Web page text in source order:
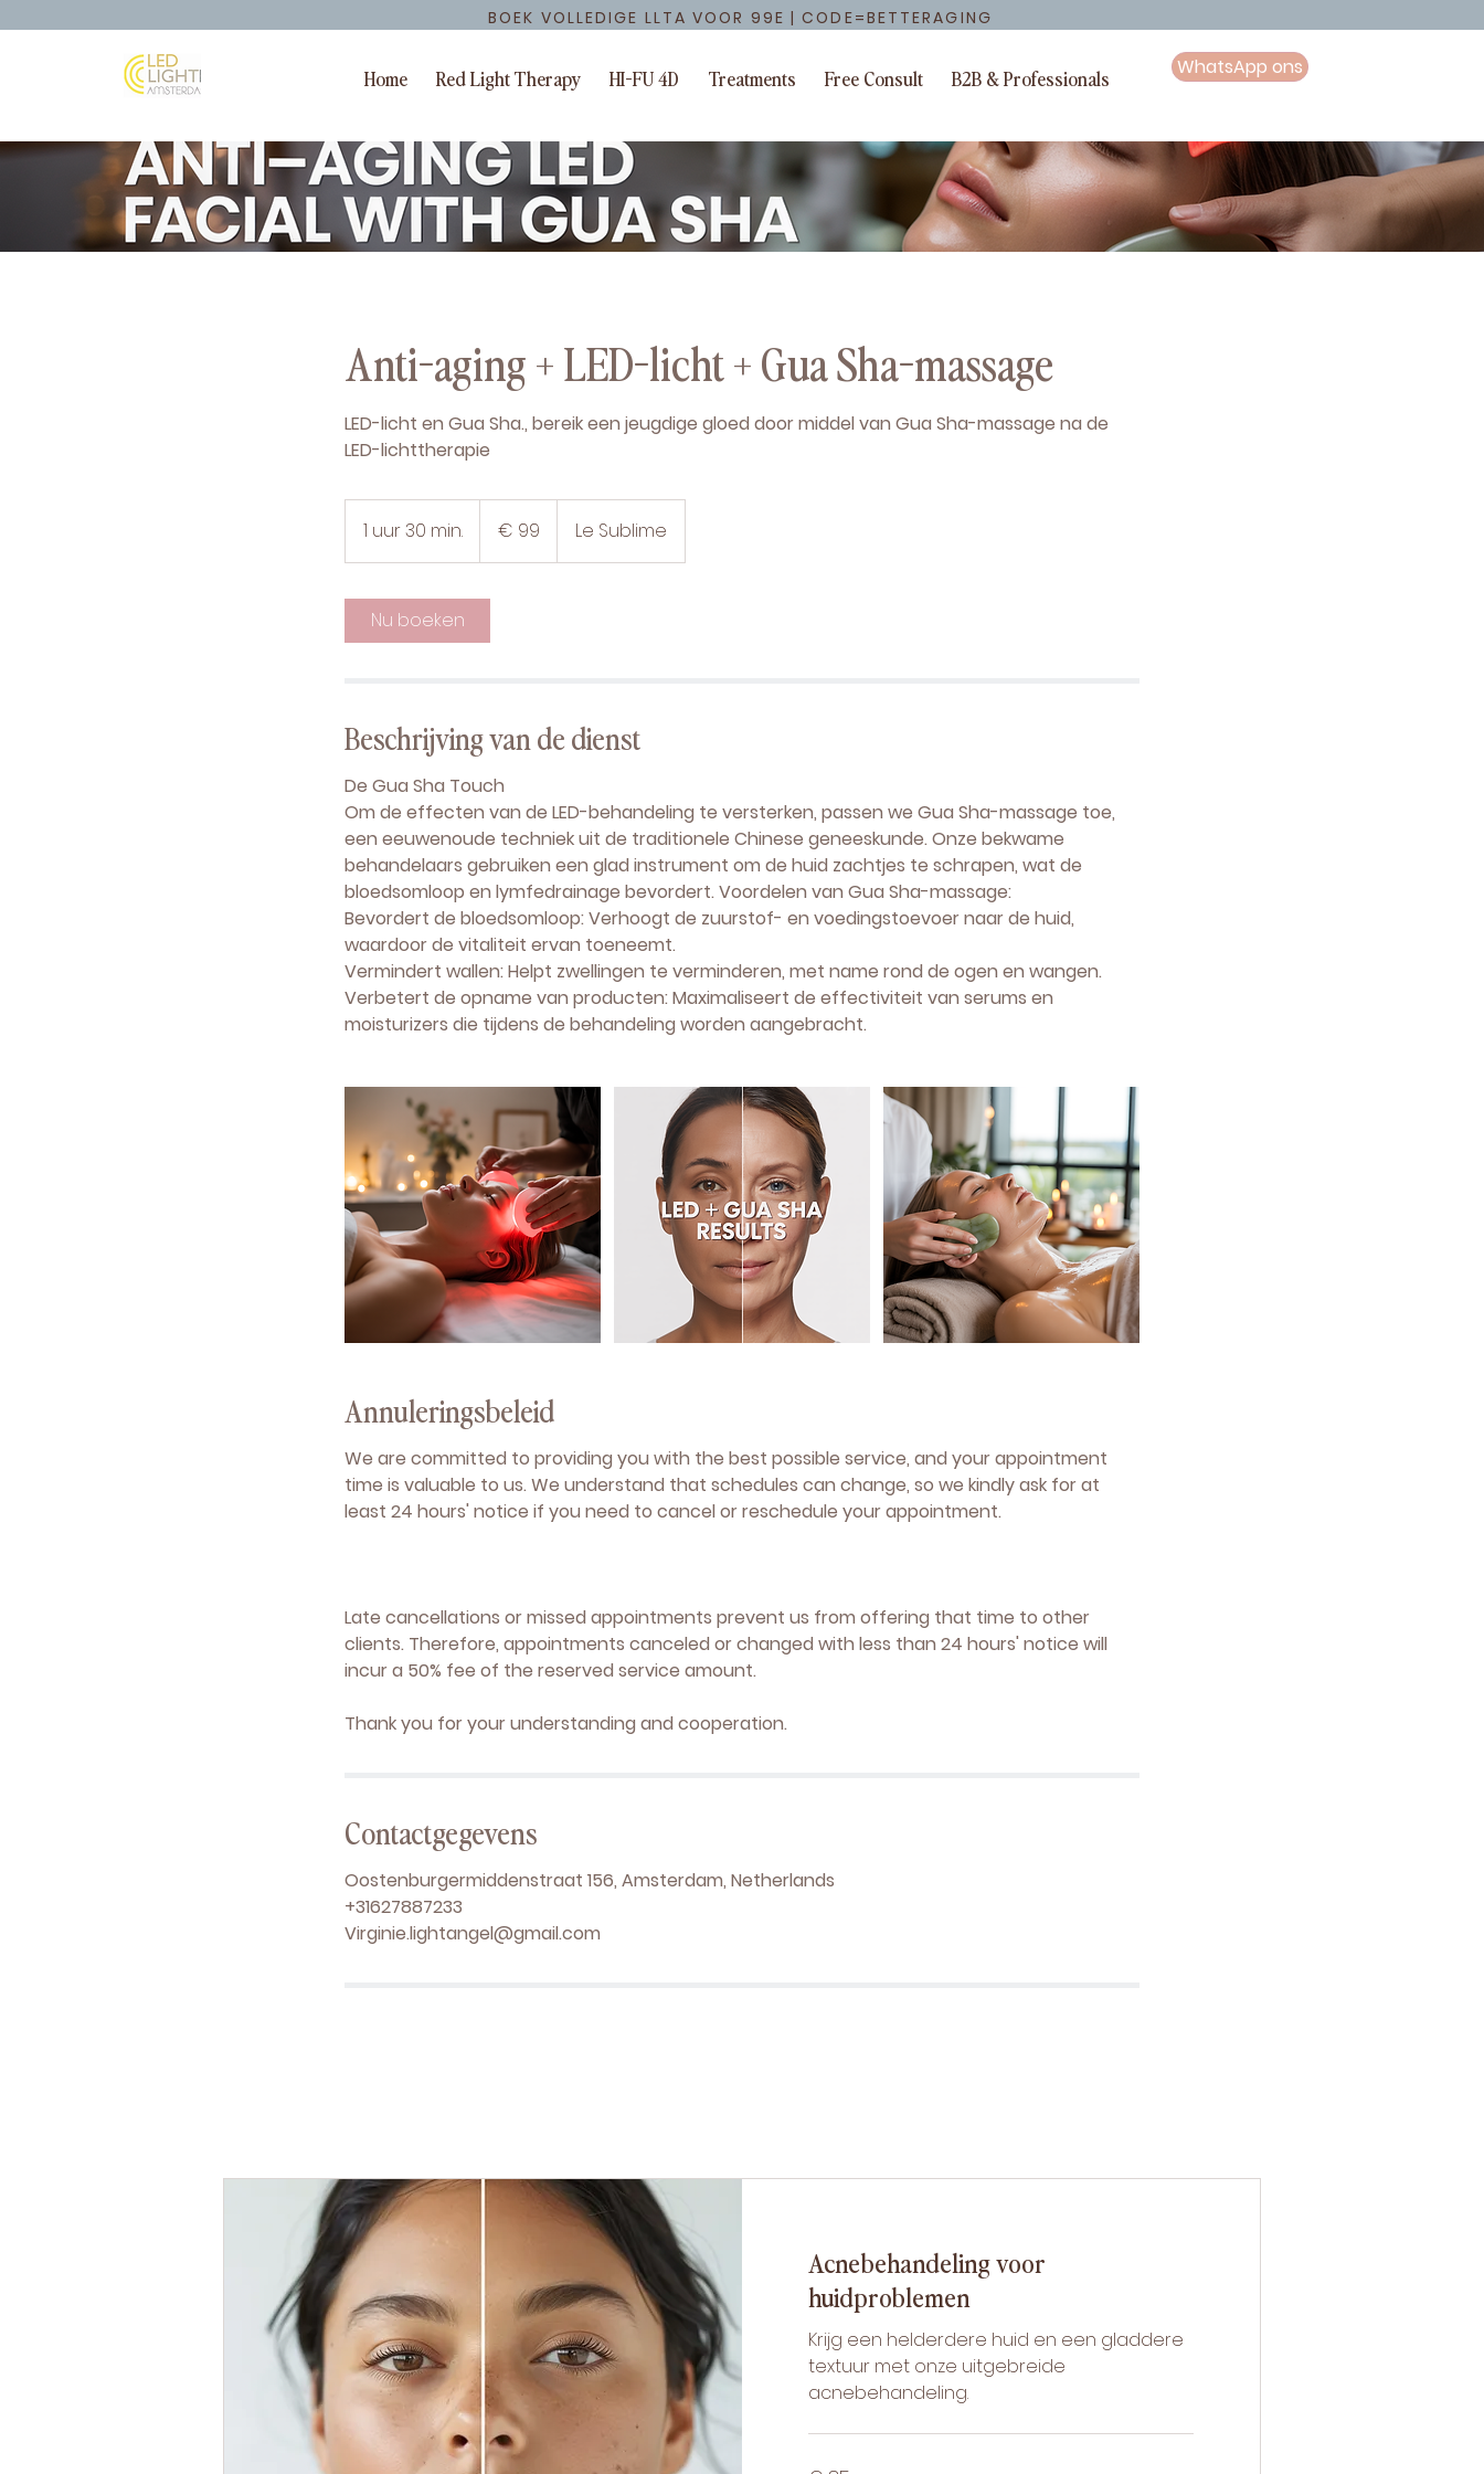
BOEK VOLLEDIGE LLTA VOOR 99E | CODE=BETTERAGING
WhatsApp ons
Home Red Light Therapy HI-FU 4D Treatments Free Consult B2B & Professionals
Anti-aging + LED-licht + Gua Sha-massage
LED-licht en Gua Sha., bereik een jeugdige gloed door middel van Gua Sha-massage na de
LED-lichttherapie
1 uur 30 min.
u
0
.
€ 99 Le Sublime
Nu boeken
Beschrijving van de dienst
De Gua Sha Touch
Om de effecten van de LED-behandeling te versterken, passen we Gua Sha-massage toe,
een eeuwenoude techniek uit de traditionele Chinese geneeskunde. Onze bekwame
behandelaars gebruiken een glad instrument om de huid zachtjes te schrapen, wat de
bloedsomloop en lymfedrainage bevordert. Voordelen van Gua Sha-massage:
Bevordert de bloedsomloop: Verhoogt de zuurstof- en voedingstoevoer naar de huid,
waardoor de vitaliteit ervan toeneemt.
Vermindert wallen: Helpt zwellingen te verminderen, met name rond de ogen en wangen.
Verbetert de opname van producten: Maximaliseert de effectiviteit van serums en
moisturizers die tijdens de behandeling worden aangebracht.
Annuleringsbeleid
We are committed to providing you with the best possible service, and your appointment
time is valuable to us. We understand that schedules can change, so we kindly ask for at
least 24 hours' notice if you need to cancel or reschedule your appointment.
Late cancellations or missed appointments prevent us from offering that time to other
clients. Therefore, appointments canceled or changed with less than 24 hours' notice will
incur a 50% fee of the reserved service amount.
Thank you for your understanding and cooperation.
Contactgegevens
Oostenburgermiddenstraat 156, Amsterdam, Netherlands
+31627887233
Virginie.lightangel@gmail.com
Acnebehandeling voor
huidproblemen
Krijg een helderdere huid en een gladdere
textuur met onze uitgebreide
acnebehandeling.